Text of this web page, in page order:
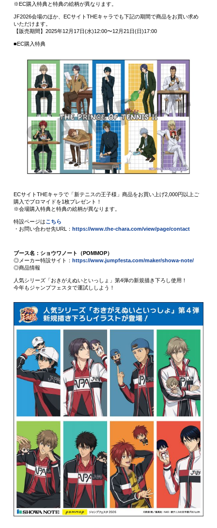
※EC購入特典と特典の絵柄が異なります。
JF2026会場のほか、ECサイトTHEキャラでも下記の期間で商品をお買い求め
いただけます。
【販売期間】2025年12月17日(水)12:00〜12月21日(日)17:00
■EC購入特典
ECサイトTHEキャラで「新テニスの王子様」商品をお買い上げ2,000円以上ご
購入でブロマイドを1枚プレゼント！
※会場購入特典と特典の絵柄が異なります。
特設ページはこちら
・お問い合わせ先URL： https://www.the-chara.com/view/page/contact
ブース名：ショウワノート（POMMOP）
◎メーカー特設サイト： https://www.jumpfesta.com/maker/showa-note/
◎商品情報
人気シリーズ「おきがえぬいといっしょ」第4弾の新規描き下ろし使用！
今年もジャンプフェスタで運試ししよう！